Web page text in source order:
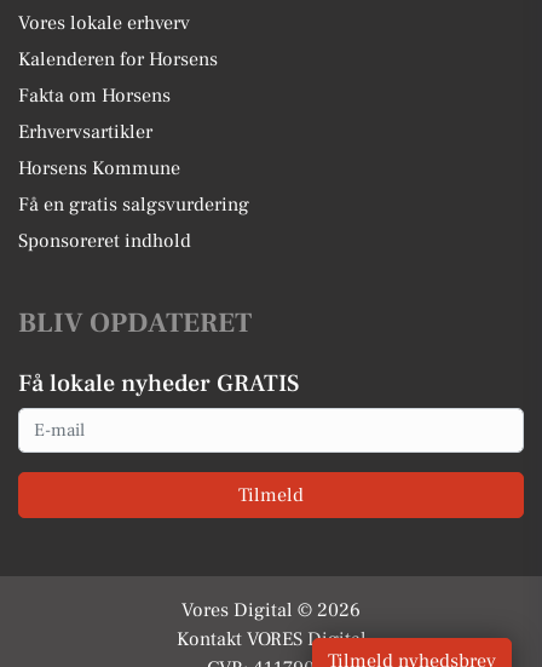
Vores lokale erhverv
Kalenderen for Horsens
Fakta om Horsens
Erhvervsartikler
Horsens Kommune
Få en gratis salgsvurdering
Sponsoreret indhold
BLIV OPDATERET
Få lokale nyheder GRATIS
Email
Tilmeld
Vores Digital © 2026
Kontakt VORES Digital
Tilmeld nyhedsbrev